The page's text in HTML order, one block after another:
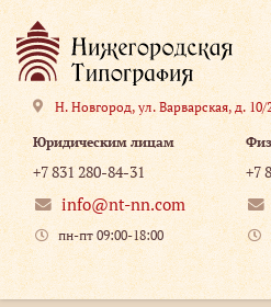
Н. Новгород, ул. Варварская, д. 10/
Юридическим лицам
+7 831 280-84-31
info@nt-nn.com
пн-пт 09:00-18:00
+7